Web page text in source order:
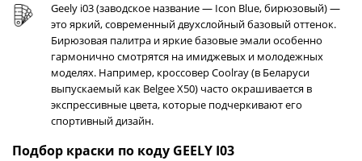
Geely i03 (заводское название — Icon Blue, бирюзовый) —
это яркий, современный двухслойный базовый оттенок.
Бирюзовая палитра и яркие базовые эмали особенно
гармонично смотрятся на имиджевых и молодежных
моделях. Например, кроссовер Coolray (в Беларуси
выпускаемый как Belgee X50) часто окрашивается в
экспрессивные цвета, которые подчеркивают его
спортивный дизайн.
Подбор краски по коду GEELY I03